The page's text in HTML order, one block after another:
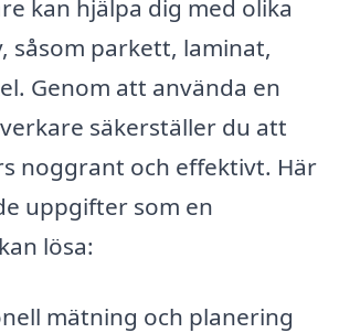
kan hjälpa dig med olika
såsom parkett, laminat,
Genom att använda en
säkerställer du att
noggrant och effektivt. Här
uppgifter som en
lösa:
mätning och planering